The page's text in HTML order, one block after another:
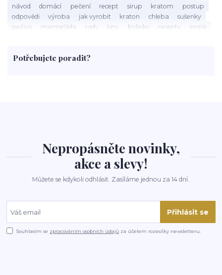
návod
domácí pečení recept sirup kratom
postup
odpovědi
výroba jak vyrobit kraton chleba
sušenky
pečivo
marmeláda rady tipy bylinky recepty
popis
rohlíky
grilování čaj
Potřebujete poradit?
Nepropásněte novinky,
akce a slevy!
Můžete se kdykoli odhlásit. Zasíláme jednou za 14 dní.
Přihlásit se
Souhlasím se zpracováním osobních údajů za účelem rozesílky newsletteru.